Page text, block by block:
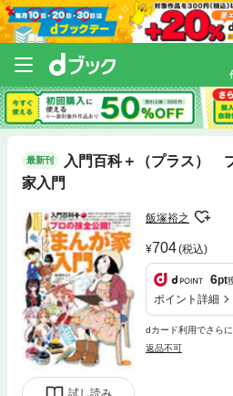
最新刊
入門百科＋（プラス）
家入門
試し読み
飯塚裕之
704(税込)
6pt
ポイント詳細
dカード利用でさら
返品不可